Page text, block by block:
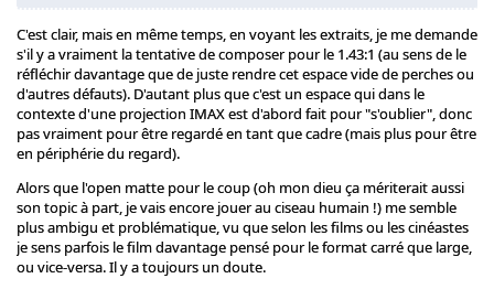
C'est clair, mais en même temps, en voyant les extraits, je me demande
s'il y a vraiment la tentative de composer pour le 1.43:1 (au sens de le
réfléchir davantage que de juste rendre cet espace vide de perches ou
d'autres défauts). D'autant plus que c'est un espace qui dans le
contexte d'une projection IMAX est d'abord fait pour "s'oublier", donc
pas vraiment pour être regardé en tant que cadre (mais plus pour être
en périphérie du regard).
Alors que l'open matte pour le coup (oh mon dieu ça mériterait aussi
son topic à part, je vais encore jouer au ciseau humain !) me semble
plus ambigu et problématique, vu que selon les films ou les cinéastes
je sens parfois le film davantage pensé pour le format carré que large,
ou vice-versa. Il y a toujours un doute.